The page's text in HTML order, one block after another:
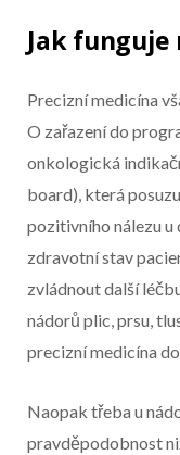
Jak funguje
Precizní medicína
O zařazení do
onkologická
board), která
pozitivního nálezu u
zdravotní stav
zvládnout další
nádorů plic, prsu,
precizní medicína
Naopak třeba u
pravděpodobnost